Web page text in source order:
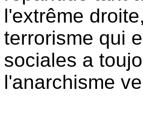
l'extrême
terrorisme qui
sociales a
l'anarchisme